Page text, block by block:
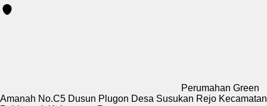
Perumahan Green
Amanah No.C5 Dusun Plugon Desa Susukan Rejo Kecamatan